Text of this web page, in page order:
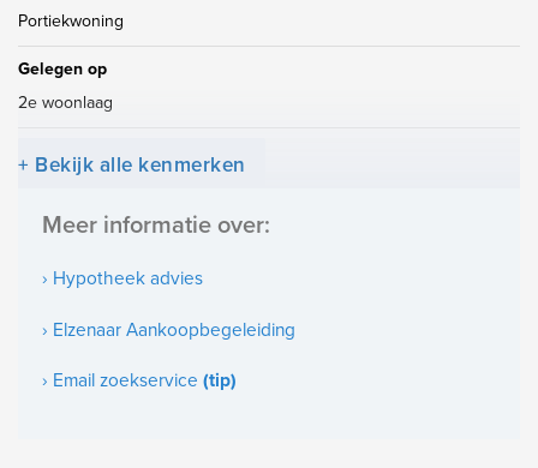
Portiekwoning
Gelegen op
2e woonlaag
Oppervlakten en inhoud
Woonoppervlakte
Indeling
Aantal slaapkamers
+ Bekijk alle kenmerken
Meer informatie over:
› Hypotheek advies
› Elzenaar Aankoopbegeleiding
› Email zoekservice (tip)